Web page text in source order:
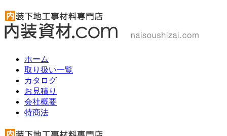
ホーム
取り扱い一覧
カタログ
お見積り
会社概要
特商法